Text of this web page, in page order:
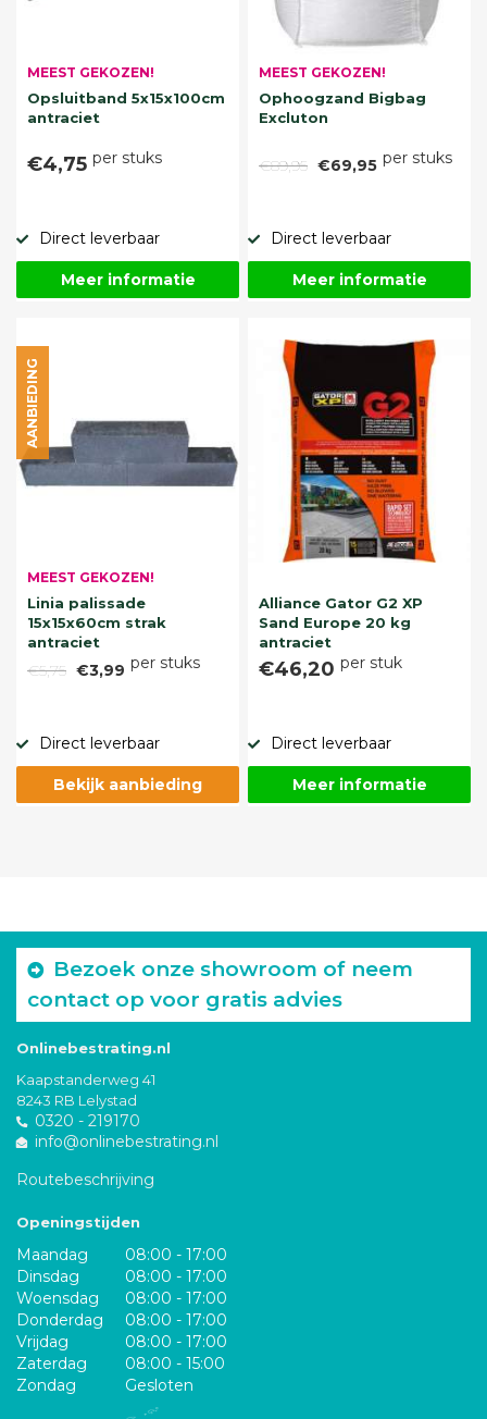
MEEST GEKOZEN!
Opsluitband 5x15x100cm
antraciet
€4,75 per stuks
Direct leverbaar
Meer informatie
MEEST GEKOZEN!
Ophoogzand Bigbag
Excluton
€89,95 €69,95 per stuks
Direct leverbaar
Meer informatie
MEEST GEKOZEN!
Linia palissade
15x15x60cm strak
antraciet
€5,75 €3,99 per stuks
AANBIEDING
Direct leverbaar
Bekijk aanbieding
Alliance Gator G2 XP
Sand Europe 20 kg
antraciet
€46,20 per stuk
Direct leverbaar
Meer informatie
Bezoek onze showroom of neem
contact op voor gratis advies
Onlinebestrating.nl
Kaapstanderweg 41
8243 RB Lelystad
0320 - 219170
info@onlinebestrating.nl
Routebeschrijving
Openingstijden
Maandag
08:00 - 17:00
Dinsdag
08:00 - 17:00
Woensdag
08:00 - 17:00
Donderdag
08:00 - 17:00
Vrijdag
08:00 - 17:00
Zaterdag
08:00 - 15:00
Zondag
Gesloten